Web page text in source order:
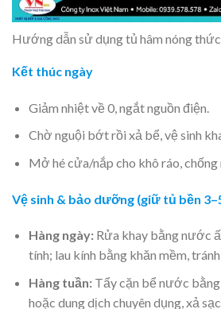
Hướng dẫn sử dụng tủ hâm nóng
Kết thúc ngày
Giảm nhiệt về 0, ngắt nguồn điện.
Chờ nguội bớt rồi xả bể, vệ sinh
Mở hé cửa/nắp cho khô ráo, chống
Vệ sinh & bảo dưỡng (giữ tủ bền
Hàng ngày:Rửa khay bằng nước
tính; lau kính bằng khăn mềm,
Hàng tuần:Tẩy cặn bể nước
hoặc dung dịch chuyên dụng, xả